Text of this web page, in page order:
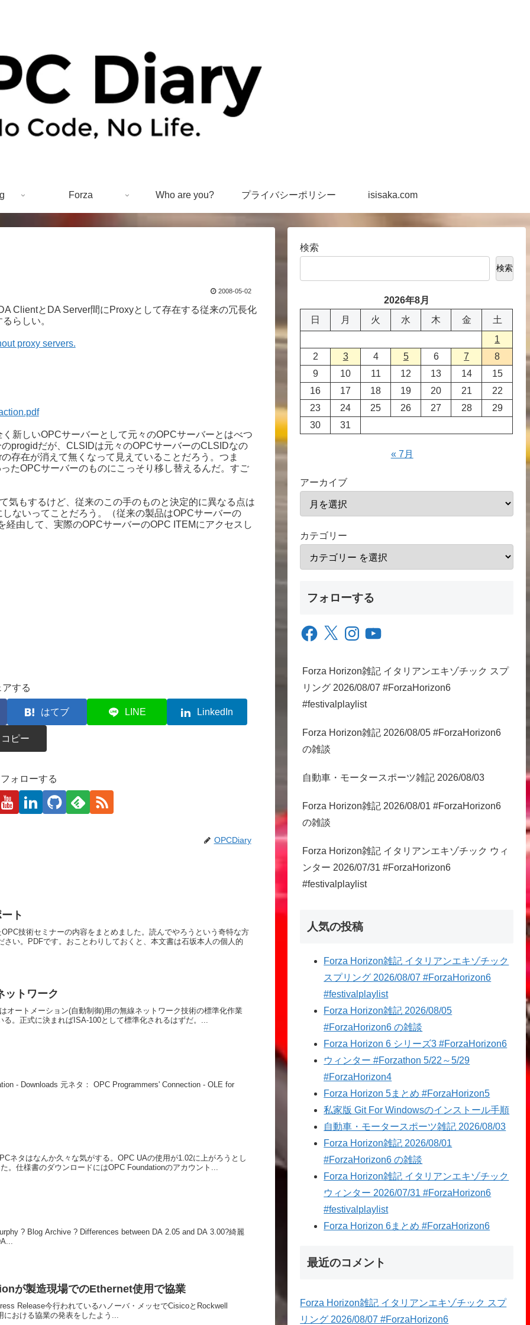
Forza Who are you? プライバシーポリシー isisaka.com
2008-05-02
ClientとDA Server間にProxyとして存在する従来の冗長化
らしい。
proxy servers.
新しいOPCサーバーとして元々のOPCサーバーとはべつ
progidだが、CLSIDは元々のOPCサーバーのCLSIDなの
存在が消えて無くなって見えていることだろう。つま
たOPCサーバーのものにこっそり移し替えるんだ。すご
気もするけど、従来のこの手のものと決定的に異なる点は
ないってことだろう。（従来の製品はOPCサーバーの
由して、実際のOPCサーバーのOPC ITEMにアクセスし
する
はてブ LINE LinkedIn
コピー
ォローする
OPCDiary
ト
技術セミナーの内容をまとめました。読んでやろうという奇特な方
さい。PDFです。おことわりしておくと、本文書は石坂本人の個人的
ットワーク
オートメーション(自動制御)用の無線ネットワーク技術の標準化作業
。正式に決まればISA-100として標準化されるはずだ。...
- Downloads 元ネタ： OPC Programmers' Connection - OLE for
ネタはなんか久々な気がする。OPC UAの使用が1.02に上がろうとし
。仕様書のダウンロードにはOPC Foundationのアカウント...
? Blog Archive ? Differences between DA 2.05 and DA 3.00?綺麗
が製造現場でのEthernet使用で協業
Release今行われているハノーバ・メッセでCisicoとRockwell
おける協業の発表をしたよう...
検索
検索
2026年8月
日
月 火 水 木 金
土
1
2
3 4 5 6 7
8
9
10 11 12 13 14
15
16
17 18 19 20 21
22
23
24 25 26 27 28
29
30
31
« 7月
アーカイブ
カテゴリー
フォローする
Facebook
X InstagramYouTube
Forza Horizon雑記 イタリアンエキゾチック スプ
リング 2026/08/07 #ForzaHorizon6
#festivalplaylist
Forza Horizon雑記 2026/08/05 #ForzaHorizon6
の雑談
自動車・モータースポーツ雑記 2026/08/03
Forza Horizon雑記 2026/08/01 #ForzaHorizon6
の雑談
Forza Horizon雑記 イタリアンエキゾチック ウィ
ンター 2026/07/31 #ForzaHorizon6
#festivalplaylist
人気の投稿
Forza Horizon雑記 イタリアンエキゾチック
スプリング 2026/08/07 #ForzaHorizon6
#festivalplaylist
Forza Horizon雑記 2026/08/05
#ForzaHorizon6 の雑談
Forza Horizon 6 シリーズ3 #ForzaHorizon6
ウィンター #Forzathon 5/22～5/29
#ForzaHorizon4
Forza Horizon 5まとめ #ForzaHorizon5
私家版 Git For Windowsのインストール手順
自動車・モータースポーツ雑記 2026/08/03
Forza Horizon雑記 2026/08/01
#ForzaHorizon6 の雑談
Forza Horizon雑記 イタリアンエキゾチック
ウィンター 2026/07/31 #ForzaHorizon6
#festivalplaylist
Forza Horizon 6まとめ #ForzaHorizon6
最近のコメント
Forza Horizon雑記 イタリアンエキゾチック スプ
リング 2026/08/07 #ForzaHorizon6